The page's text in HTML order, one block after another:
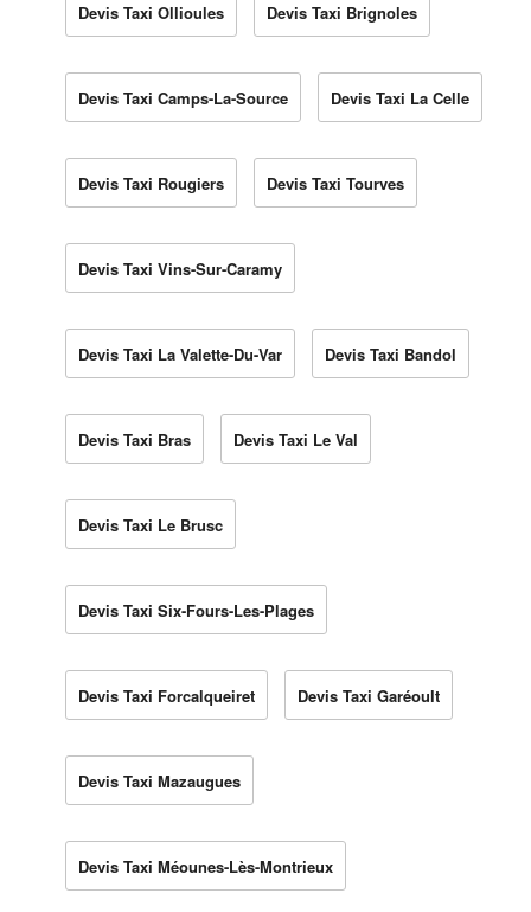
Devis Taxi Ollioules Devis Taxi Brignoles
Devis Taxi Camps-La-Source Devis Taxi La Celle
Devis Taxi Rougiers Devis Taxi Tourves
Devis Taxi Vins-Sur-Caramy
Devis Taxi La Valette-Du-Var Devis Taxi Bandol
Devis Taxi Bras Devis Taxi Le Val
Devis Taxi Le Brusc
Devis Taxi Six-Fours-Les-Plages
Devis Taxi Forcalqueiret Devis Taxi Garéoult
Devis Taxi Mazaugues
Devis Taxi Méounes-Lès-Montrieux